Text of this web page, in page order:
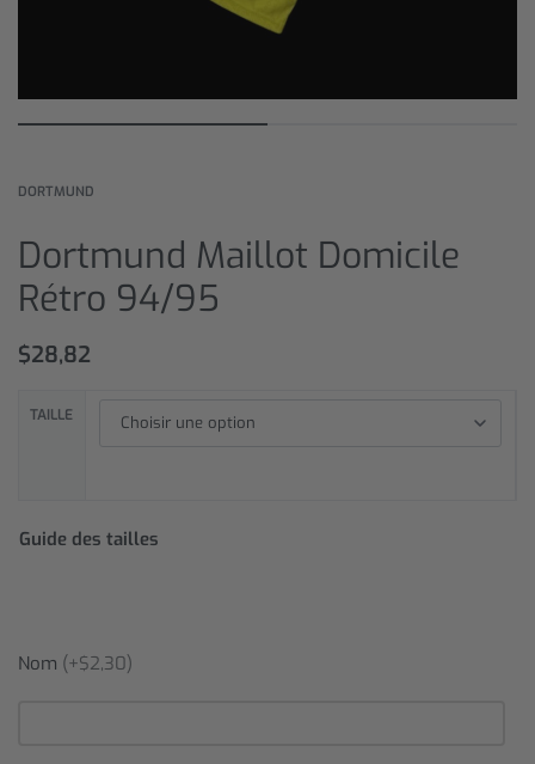
DORTMUND
Dortmund Maillot Domicile
Rétro 94/95
$28,82
TAILLE
Guide des tailles
Nom (+$2,30)